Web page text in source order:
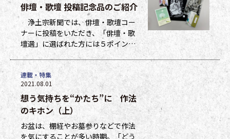
俳壇・歌壇 投稿記念品のご紹介
浄土宗新聞では、俳壇・歌壇コー
ナーに投稿をいただき、「俳壇・歌
壇選」に選ばれた方には５ポイン
ト、他掲載になった方には１ポイン
トを贈呈しています。ポイントは貯
まった数に応じて、浄土宗新聞オリ
ジナルグッズなどの景品と交換でき
ます（交換・発送は下記一覧表通知
のタイミングになります）。 ポイ
ント保有者の方には、半年に一度、
ポイント数とともに記念品一覧表を
想う気持ちを“かたち”に 作法
のキホン（上）
お盆は、棚経やお墓参りなどで作法
を気にすることが多い時期。「どう
連載・特集
2021.08.01